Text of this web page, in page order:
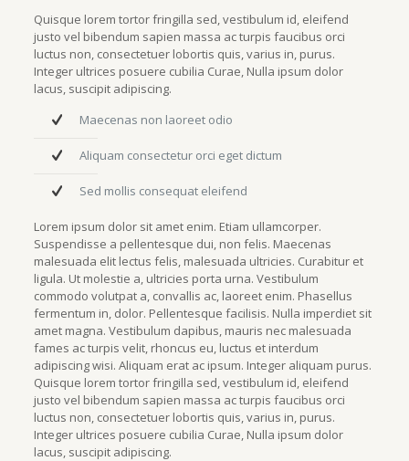
Quisque lorem tortor fringilla sed, vestibulum id, eleifend
justo vel bibendum sapien massa ac turpis faucibus orci
luctus non, consectetuer lobortis quis, varius in, purus.
Integer ultrices posuere cubilia Curae, Nulla ipsum dolor
lacus, suscipit adipiscing.
Maecenas non laoreet odio
Aliquam consectetur orci eget dictum
Sed mollis consequat eleifend
Lorem ipsum dolor sit amet enim. Etiam ullamcorper.
Suspendisse a pellentesque dui, non felis. Maecenas
malesuada elit lectus felis, malesuada ultricies. Curabitur et
ligula. Ut molestie a, ultricies porta urna. Vestibulum
commodo volutpat a, convallis ac, laoreet enim. Phasellus
fermentum in, dolor. Pellentesque facilisis. Nulla imperdiet sit
amet magna. Vestibulum dapibus, mauris nec malesuada
fames ac turpis velit, rhoncus eu, luctus et interdum
adipiscing wisi. Aliquam erat ac ipsum. Integer aliquam purus.
Quisque lorem tortor fringilla sed, vestibulum id, eleifend
justo vel bibendum sapien massa ac turpis faucibus orci
luctus non, consectetuer lobortis quis, varius in, purus.
Integer ultrices posuere cubilia Curae, Nulla ipsum dolor
lacus, suscipit adipiscing.